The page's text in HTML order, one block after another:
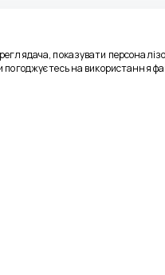
Політика
конфіденційності
показувати
на використання